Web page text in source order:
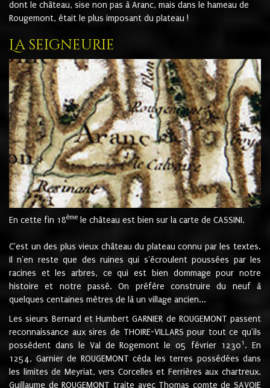
dont le château, sise non pas à Aranc, mais dans le hameau de
Rougemont, était le plus imposant du plateau !
La seigneurie
En cette fin 18ème le château est bien sur la carte de CASSINI.
C'est un des plus vieux château du plateau connu par les textes.
Il n'en reste que des ruines qui s'écroulent poussées par les
racines et les arbres, ce qui est bien dommage pour notre
histoire et notre passé. On préfère construire du neuf à
quelques centaines mètres de là un village ancien...
Les sieurs Bernard et Humbert GARNIER de ROUGEMONT passent
reconnaissance aux sires de THOIRE-VILLARS pour tout ce qu'ils
possèdent dans le Val de Rogemont le 05 février 12301 . En
1254, Garnier de ROUGEMONT céda les terres possédées dans
les limites de Meyriat, vers Corcelles et Ferrières aux chartreux.
Guillaume de ROUGEMONT traite avec Thomas comte de SAVOIE